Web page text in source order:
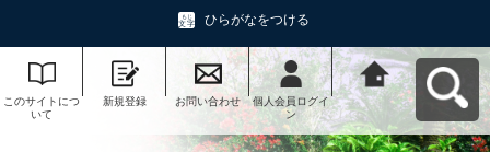
ひらがなをつける
このサイトにつ
いて
新規登録 お問い合わせ
個人会員ログイ
ン
台東区 地域活
動支援サイトへ
戻る